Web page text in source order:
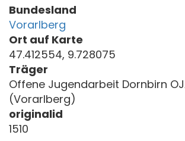
Bundesland
Vorarlberg
Ort auf Karte
47.412554, 9.728075
Träger
Offene Jugendarbeit Dornbirn
(Vorarlberg)
originalid
1510